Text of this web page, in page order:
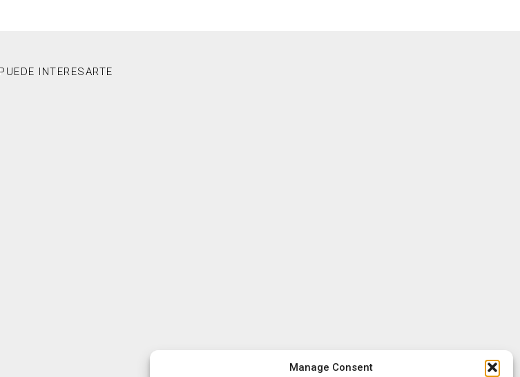
Manage Consent
PUEDE INTERESARTE